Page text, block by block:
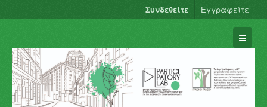
Συνδεθείτε Εγγραφείτε